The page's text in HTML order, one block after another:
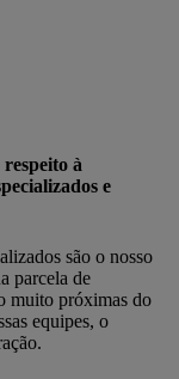
à
e
são o nosso
parcela de
muito próximas do
equipes, o